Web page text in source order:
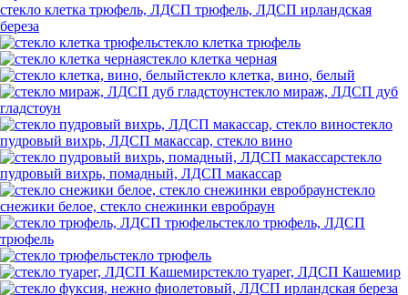
стекло клетка трюфель, ЛДСП трюфель, ЛДСП ирландская
береза
стекло клетка трюфель
стекло клетка черная
стекло клетка, вино, белый
стекло мираж, ЛДСП дуб
гладстоун
стекло
пудровый вихрь, ЛДСП макассар, стекло вино
стекло
пудровый вихрь, помадный, ЛДСП макассар
стекло
снежики белое, стекло снежинки евробраун
стекло трюфель, ЛДСП
трюфель
стекло трюфель
стекло туарег, ЛДСП Кашемир